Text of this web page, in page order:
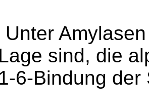
Unter
sind, die
6-Bindung